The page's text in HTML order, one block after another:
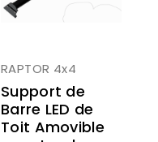
RAPTOR 4x4
Support de
Barre LED de
Toit Amovible